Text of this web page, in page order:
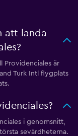
att landa
Providenciales är
Turk Intl flygplats
i genomsnitt,
sevärdheterna.